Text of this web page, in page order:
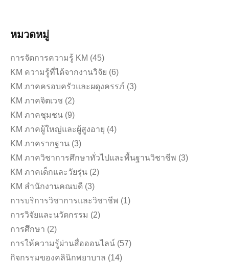
หมวดหมู่
การจัดการความรู้ KM (45)
KM ความรู้ที่ได้จากงานวิจัย (6)
KM ภาคครอบครัวและผดุงครรภ์ (3)
KM ภาคจิตเวช (2)
KM ภาคชุมชน (9)
KM ภาคผู้ใหญ่และผู้สูงอายุ (4)
KM ภาครากฐาน (3)
KM ภาควิชาการศึกษาทั่วไปและพื้นฐานวิชาชีพ (3)
KM ภาคเด็กและวัยรุ่น (2)
KM สำนักงานคณบดี (3)
การบริการวิชาการและวิชาชีพ (1)
การวิจัยและนวัตกรรม (2)
การศึกษา (2)
การให้ความรู้ผ่านสื่อออนไลน์ (57)
กิจกรรมของคลินิกพยาบาล (14)